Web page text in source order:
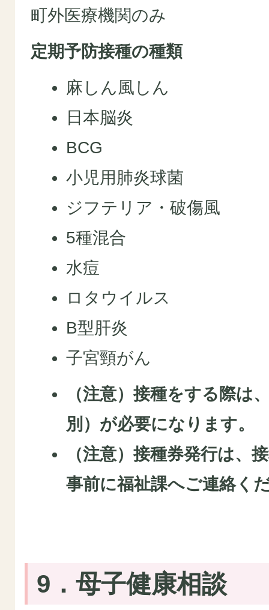
町外医療機関のみ
定期予防接種の種類
麻しん風しん
日本脳炎
BCG
小児用肺炎球菌
ジフテリア・破傷風
5種混合
水痘
ロタウイルス
B型肝炎
子宮頸がん
（注意）接種をする際は
別）が必要になります。
（注意）接種券発行は、
事前に福祉課へご連絡く
9．母子健康相談